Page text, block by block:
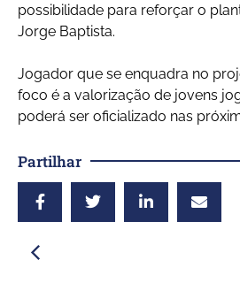
possibilidade para reforçar o
Jorge Baptista.
Jogador que se enquadra no
foco é a valorização de jovens
poderá ser oficializado nas
Partilhar